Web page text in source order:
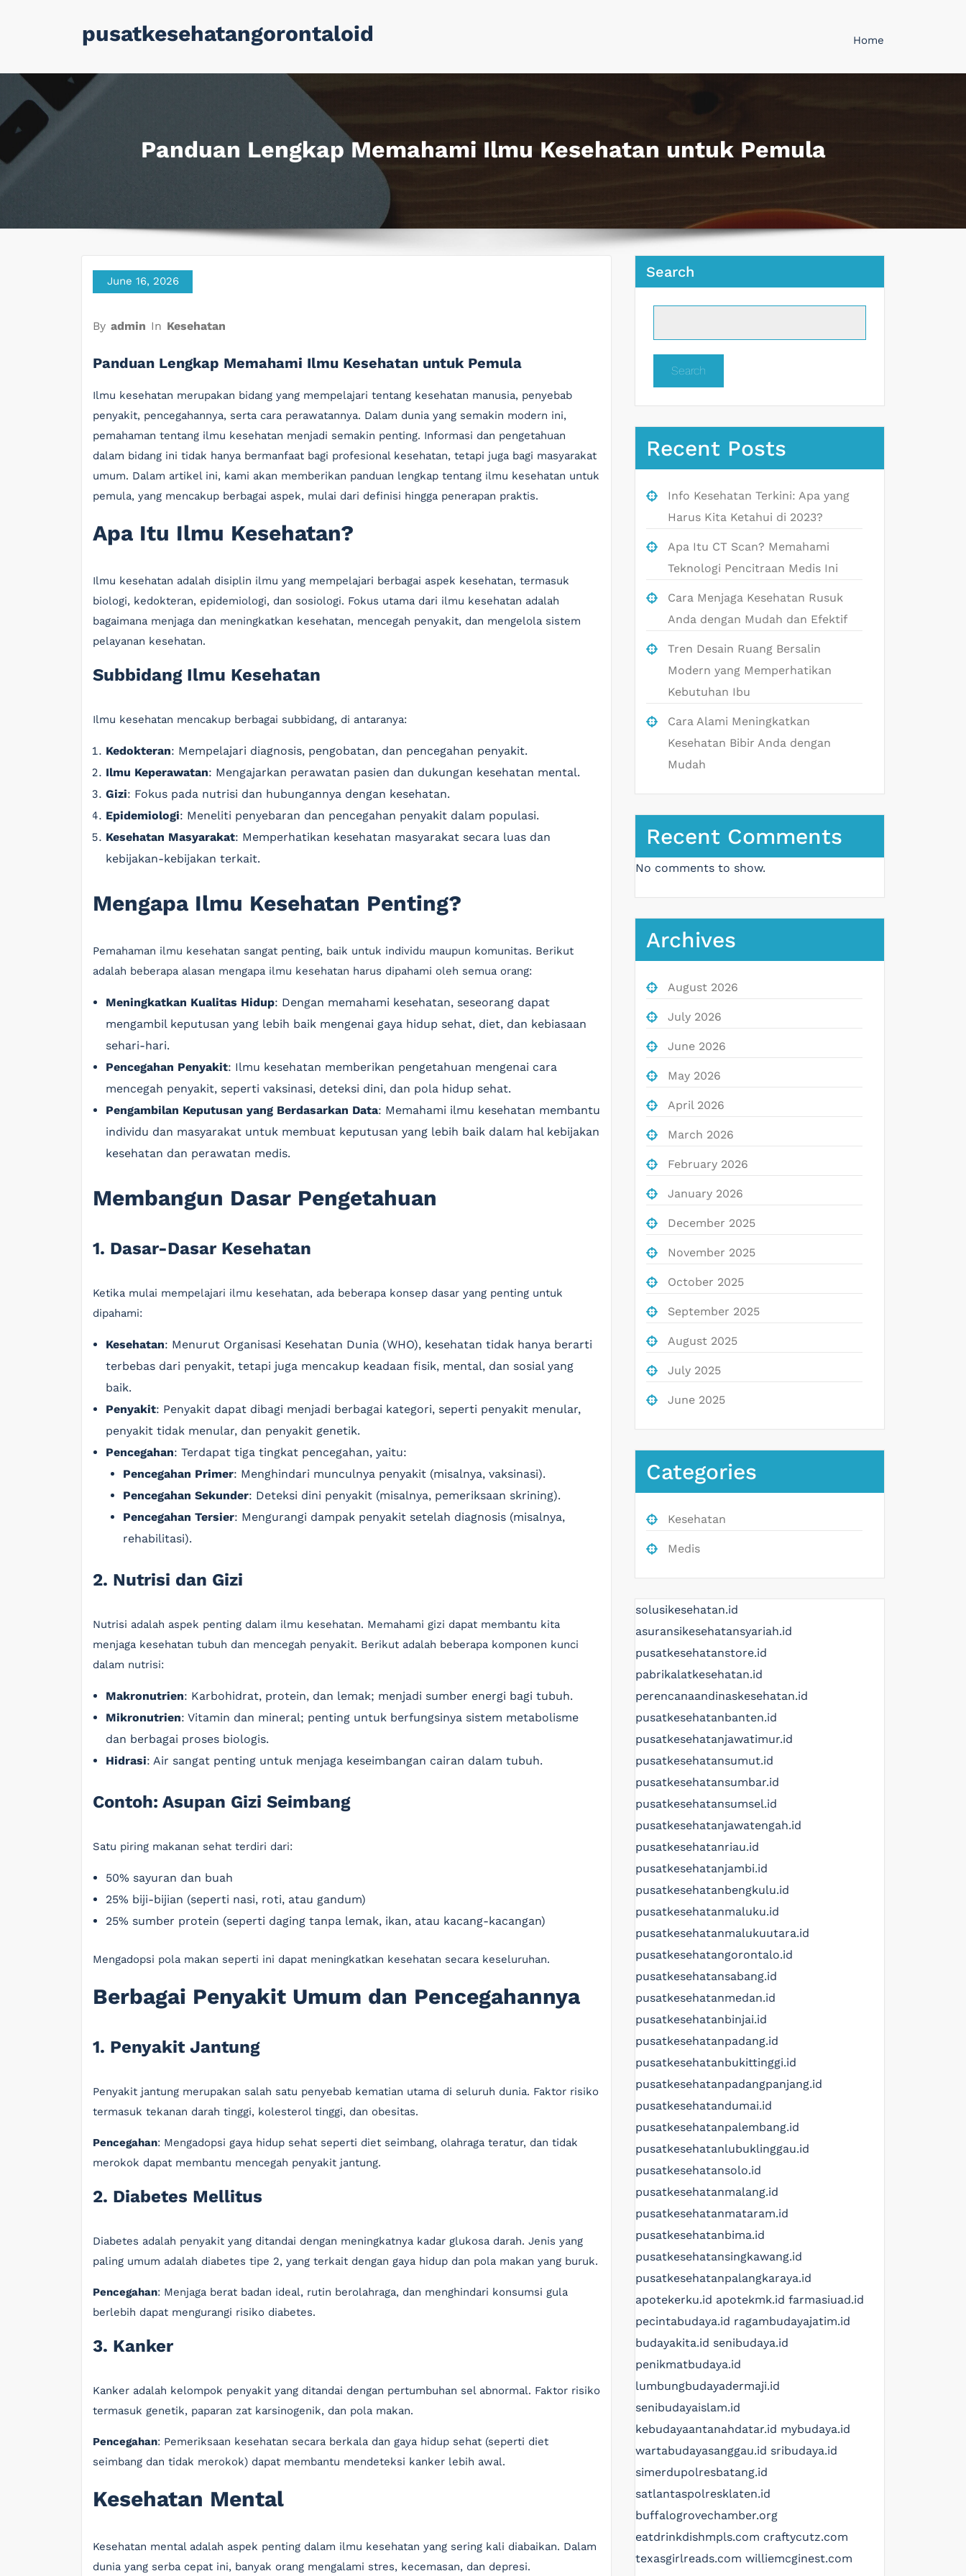
pusatkesehatangorontaloid Home
Panduan Lengkap Memahami Ilmu Kesehatan untuk Pemula
June 16, 2026
By admin In Kesehatan
Panduan Lengkap Memahami Ilmu Kesehatan untuk Pemula
Ilmu kesehatan merupakan bidang yang mempelajari tentang kesehatan manusia, penyebab
penyakit, pencegahannya, serta cara perawatannya. Dalam dunia yang semakin modern ini,
pemahaman tentang ilmu kesehatan menjadi semakin penting. Informasi dan pengetahuan
dalam bidang ini tidak hanya bermanfaat bagi profesional kesehatan, tetapi juga bagi masyarakat
umum. Dalam artikel ini, kami akan memberikan panduan lengkap tentang ilmu kesehatan untuk
pemula, yang mencakup berbagai aspek, mulai dari definisi hingga penerapan praktis.
Apa Itu Ilmu Kesehatan?
Ilmu kesehatan adalah disiplin ilmu yang mempelajari berbagai aspek kesehatan, termasuk
biologi, kedokteran, epidemiologi, dan sosiologi. Fokus utama dari ilmu kesehatan adalah
bagaimana menjaga dan meningkatkan kesehatan, mencegah penyakit, dan mengelola sistem
pelayanan kesehatan.
Subbidang Ilmu Kesehatan
Ilmu kesehatan mencakup berbagai subbidang, di antaranya:
Kedokteran: Mempelajari diagnosis, pengobatan, dan pencegahan penyakit.
Ilmu Keperawatan: Mengajarkan perawatan pasien dan dukungan kesehatan mental.
Gizi: Fokus pada nutrisi dan hubungannya dengan kesehatan.
Epidemiologi: Meneliti penyebaran dan pencegahan penyakit dalam populasi.
Kesehatan Masyarakat: Memperhatikan kesehatan masyarakat secara luas dan
kebijakan-kebijakan terkait.
Mengapa Ilmu Kesehatan Penting?
Pemahaman ilmu kesehatan sangat penting, baik untuk individu maupun komunitas. Berikut
adalah beberapa alasan mengapa ilmu kesehatan harus dipahami oleh semua orang:
Meningkatkan Kualitas Hidup: Dengan memahami kesehatan, seseorang dapat
mengambil keputusan yang lebih baik mengenai gaya hidup sehat, diet, dan kebiasaan
sehari-hari.
Pencegahan Penyakit: Ilmu kesehatan memberikan pengetahuan mengenai cara
mencegah penyakit, seperti vaksinasi, deteksi dini, dan pola hidup sehat.
Pengambilan Keputusan yang Berdasarkan Data: Memahami ilmu kesehatan membantu
individu dan masyarakat untuk membuat keputusan yang lebih baik dalam hal kebijakan
kesehatan dan perawatan medis.
Membangun Dasar Pengetahuan
1. Dasar-Dasar Kesehatan
Ketika mulai mempelajari ilmu kesehatan, ada beberapa konsep dasar yang penting untuk
dipahami:
Kesehatan: Menurut Organisasi Kesehatan Dunia (WHO), kesehatan tidak hanya berarti
terbebas dari penyakit, tetapi juga mencakup keadaan fisik, mental, dan sosial yang
baik.
Penyakit: Penyakit dapat dibagi menjadi berbagai kategori, seperti penyakit menular,
penyakit tidak menular, dan penyakit genetik.
Pencegahan: Terdapat tiga tingkat pencegahan, yaitu:
Pencegahan Primer: Menghindari munculnya penyakit (misalnya, vaksinasi).
Pencegahan Sekunder: Deteksi dini penyakit (misalnya, pemeriksaan skrining).
Pencegahan Tersier: Mengurangi dampak penyakit setelah diagnosis (misalnya,
rehabilitasi).
2. Nutrisi dan Gizi
Nutrisi adalah aspek penting dalam ilmu kesehatan. Memahami gizi dapat membantu kita
menjaga kesehatan tubuh dan mencegah penyakit. Berikut adalah beberapa komponen kunci
dalam nutrisi:
Makronutrien: Karbohidrat, protein, dan lemak; menjadi sumber energi bagi tubuh.
Mikronutrien: Vitamin dan mineral; penting untuk berfungsinya sistem metabolisme
dan berbagai proses biologis.
Hidrasi: Air sangat penting untuk menjaga keseimbangan cairan dalam tubuh.
Contoh: Asupan Gizi Seimbang
Satu piring makanan sehat terdiri dari:
50% sayuran dan buah
25% biji-bijian (seperti nasi, roti, atau gandum)
25% sumber protein (seperti daging tanpa lemak, ikan, atau kacang-kacangan)
Mengadopsi pola makan seperti ini dapat meningkatkan kesehatan secara keseluruhan.
Berbagai Penyakit Umum dan Pencegahannya
1. Penyakit Jantung
Penyakit jantung merupakan salah satu penyebab kematian utama di seluruh dunia. Faktor risiko
termasuk tekanan darah tinggi, kolesterol tinggi, dan obesitas.
Pencegahan: Mengadopsi gaya hidup sehat seperti diet seimbang, olahraga teratur, dan tidak
merokok dapat membantu mencegah penyakit jantung.
2. Diabetes Mellitus
Diabetes adalah penyakit yang ditandai dengan meningkatnya kadar glukosa darah. Jenis yang
paling umum adalah diabetes tipe 2, yang terkait dengan gaya hidup dan pola makan yang buruk.
Pencegahan: Menjaga berat badan ideal, rutin berolahraga, dan menghindari konsumsi gula
berlebih dapat mengurangi risiko diabetes.
3. Kanker
Kanker adalah kelompok penyakit yang ditandai dengan pertumbuhan sel abnormal. Faktor risiko
termasuk genetik, paparan zat karsinogenik, dan pola makan.
Pencegahan: Pemeriksaan kesehatan secara berkala dan gaya hidup sehat (seperti diet
seimbang dan tidak merokok) dapat membantu mendeteksi kanker lebih awal.
Kesehatan Mental
Kesehatan mental adalah aspek penting dalam ilmu kesehatan yang sering kali diabaikan. Dalam
dunia yang serba cepat ini, banyak orang mengalami stres, kecemasan, dan depresi.
Search
Search
Recent Posts
Info Kesehatan Terkini: Apa yang
Harus Kita Ketahui di 2023?
Apa Itu CT Scan? Memahami
Teknologi Pencitraan Medis Ini
Cara Menjaga Kesehatan Rusuk
Anda dengan Mudah dan Efektif
Tren Desain Ruang Bersalin
Modern yang Memperhatikan
Kebutuhan Ibu
Cara Alami Meningkatkan
Kesehatan Bibir Anda dengan
Mudah
Recent Comments
No comments to show.
Archives
August 2026
July 2026
June 2026
May 2026
April 2026
March 2026
February 2026
January 2026
December 2025
November 2025
October 2025
September 2025
August 2025
July 2025
June 2025
Categories
Kesehatan
Medis
solusikesehatan.id
asuransikesehatansyariah.id
pusatkesehatanstore.id
pabrikalatkesehatan.id
perencanaandinaskesehatan.id
pusatkesehatanbanten.id
pusatkesehatanjawatimur.id
pusatkesehatansumut.id
pusatkesehatansumbar.id
pusatkesehatansumsel.id
pusatkesehatanjawatengah.id
pusatkesehatanriau.id
pusatkesehatanjambi.id
pusatkesehatanbengkulu.id
pusatkesehatanmaluku.id
pusatkesehatanmalukuutara.id
pusatkesehatangorontalo.id
pusatkesehatansabang.id
pusatkesehatanmedan.id
pusatkesehatanbinjai.id
pusatkesehatanpadang.id
pusatkesehatanbukittinggi.id
pusatkesehatanpadangpanjang.id
pusatkesehatandumai.id
pusatkesehatanpalembang.id
pusatkesehatanlubuklinggau.id
pusatkesehatansolo.id
pusatkesehatanmalang.id
pusatkesehatanmataram.id
pusatkesehatanbima.id
pusatkesehatansingkawang.id
pusatkesehatanpalangkaraya.id
apotekerku.id apotekmk.id farmasiuad.id
pecintabudaya.id ragambudayajatim.id
budayakita.id senibudaya.id
penikmatbudaya.id
lumbungbudayadermaji.id
senibudayaislam.id
kebudayaantanahdatar.id mybudaya.id
wartabudayasanggau.id sribudaya.id
simerdupolresbatang.id
satlantaspolresklaten.id
buffalogrovechamber.org
eatdrinkdishmpls.com craftycutz.com
texasgirlreads.com williemcginest.com